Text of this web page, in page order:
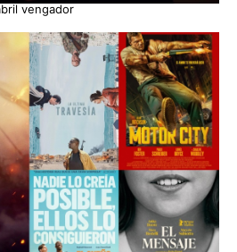
vengador